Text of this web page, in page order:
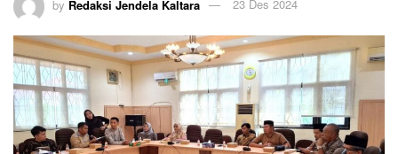
by Redaksi Jendela Kaltara 23 Des 2024